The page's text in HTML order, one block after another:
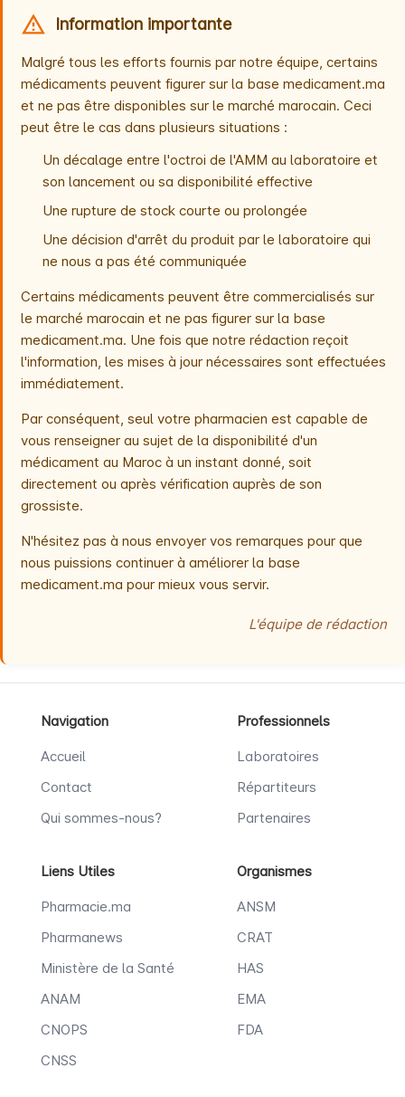
Information importante
Malgré tous les efforts fournis par notre équipe, certains
médicaments peuvent figurer sur la base medicament.ma
et ne pas être disponibles sur le marché marocain. Ceci
peut être le cas dans plusieurs situations :
Un décalage entre l'octroi de l'AMM au laboratoire et
son lancement ou sa disponibilité effective
Une rupture de stock courte ou prolongée
Une décision d'arrêt du produit par le laboratoire qui
ne nous a pas été communiquée
Certains médicaments peuvent être commercialisés sur
le marché marocain et ne pas figurer sur la base
medicament.ma. Une fois que notre rédaction reçoit
l'information, les mises à jour nécessaires sont effectuées
immédiatement.
Par conséquent, seul votre pharmacien est capable de
vous renseigner au sujet de la disponibilité d'un
médicament au Maroc à un instant donné, soit
directement ou après vérification auprès de son
grossiste.
N'hésitez pas à nous envoyer vos remarques pour que
nous puissions continuer à améliorer la base
medicament.ma pour mieux vous servir.
L'équipe de rédaction
Navigation
Accueil
Contact
Qui sommes-nous?
Professionnels
Laboratoires
Répartiteurs
Partenaires
Liens Utiles
Pharmacie.ma
Pharmanews
Ministère de la Santé
ANAM
CNOPS
CNSS
Organismes
ANSM
CRAT
HAS
EMA
FDA